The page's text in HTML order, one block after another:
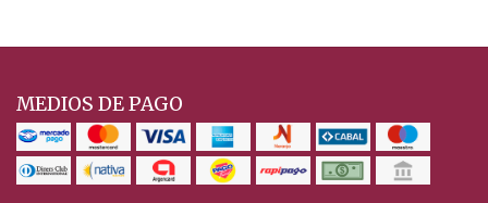
MEDIOS DE PAGO